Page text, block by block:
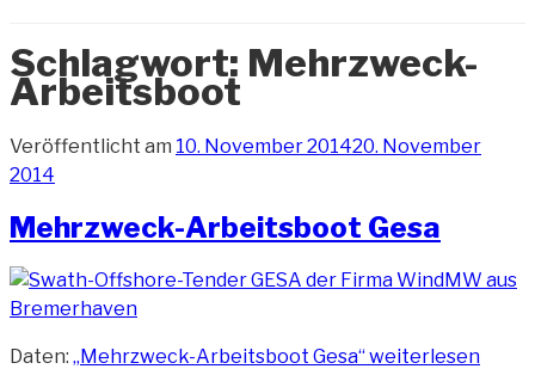
Schlagwort: Mehrzweck-
Arbeitsboot
Veröffentlicht am 10. November 201420. November
2014
Mehrzweck-Arbeitsboot Gesa
Daten: „Mehrzweck-Arbeitsboot Gesa“weiterlesen